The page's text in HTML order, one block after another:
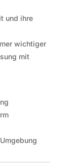
und ihre
wichtiger
mit